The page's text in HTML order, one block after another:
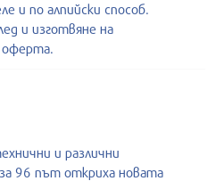
и по алпийски способ.
и изготвяне на
оферта.
и различни
96 път откриха новата